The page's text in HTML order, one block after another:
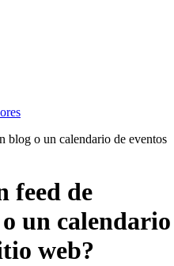
blog o un calendario de eventos
feed de
un calendario
web?